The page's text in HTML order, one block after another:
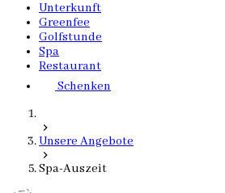
Unterkunft
Greenfee
Golfstunde
Spa
Restaurant
Schenken
Unsere Angebote
Spa-Auszeit